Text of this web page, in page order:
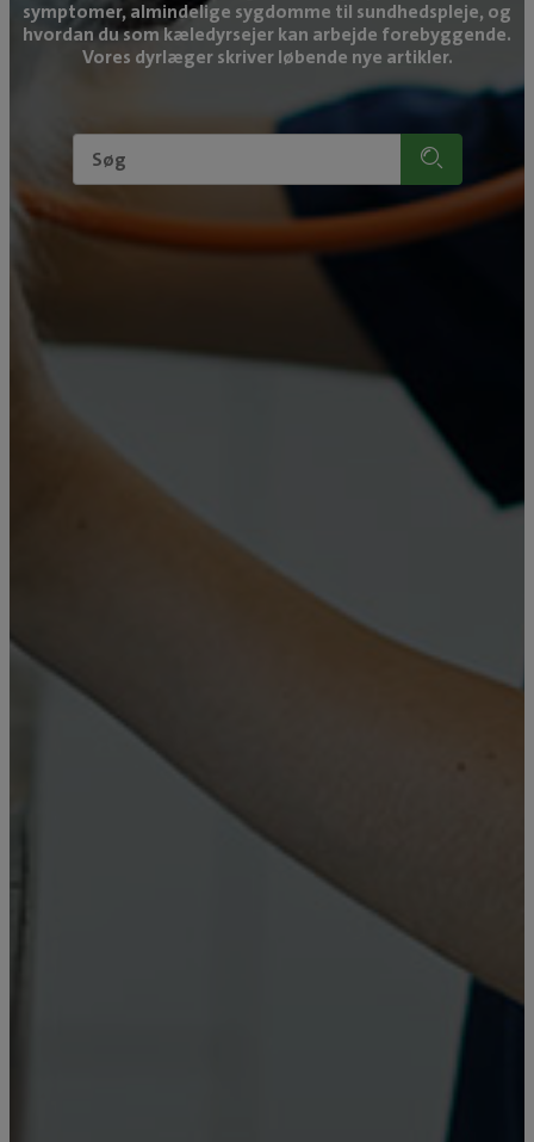
symptomer, almindelige sygdomme til sundhedspleje, og
hvordan du som kæledyrsejer kan arbejde forebyggende.
Vores dyrlæger skriver løbende nye artikler.